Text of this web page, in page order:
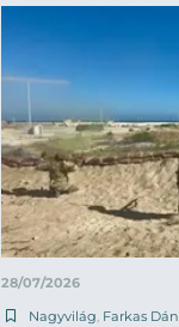
28/07/2026
Nagyvilág, Farkas